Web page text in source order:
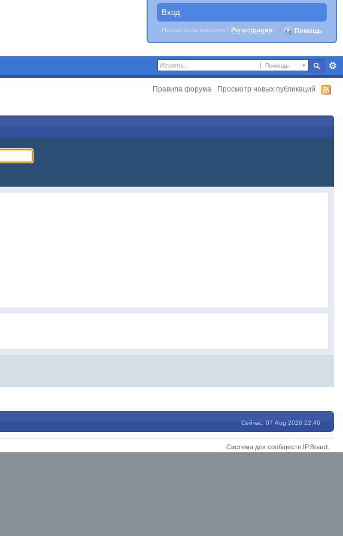
Вход
Новый пользователь? Регистрация Помощь
Помощь
Правила форума Просмотр новых публикаций
Сейчас: 07 Aug 2026 22:46
Система для сообществ IP.Board